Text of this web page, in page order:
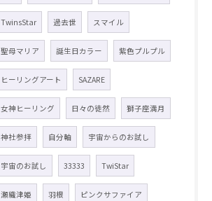
TwinsStar 過去世 スマイル
聖母マリア 誕生日カラー 紫色プルプル
ヒーリングアート SAZARE
女神ヒーリング 日々の徒然 獅子座満月
神社参拝 自分軸 宇宙からのお試し
宇宙のお試し 33333 TwiStar
瀬織津姫 羽根 ピンクサファイア